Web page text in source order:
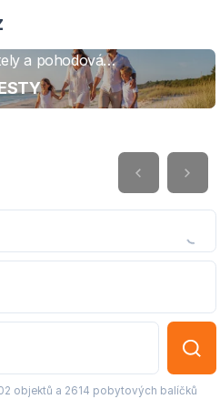
a pohodová
VÍCE
objektů a 2614 pobytových balíčků